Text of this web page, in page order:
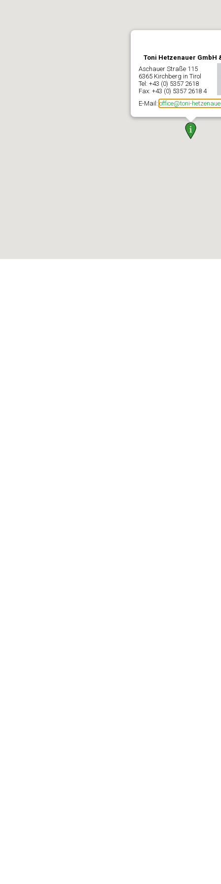
Toni Hetzenauer GmbH
Aschauer Straße 115
6365 Kirchberg in Tirol
Tel: +43 (0) 5357 2618
Fax: +43 (0) 5357 2618 4
E-Mail: office@toni-